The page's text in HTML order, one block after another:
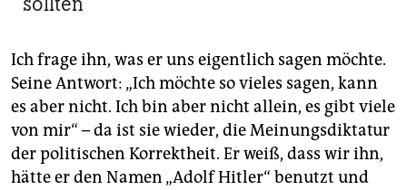
Ich frage ihn, was er uns eigentlich sagen möchte.
Seine Antwort: „Ich möchte so vieles sagen, kann
es aber nicht. Ich bin aber nicht allein, es gibt viele
von mir“ – da ist sie wieder, die Meinungsdiktatur
der politischen Korrektheit. Er weiß, dass wir ihn,
hätte er den Namen „Adolf Hitler“ benutzt und